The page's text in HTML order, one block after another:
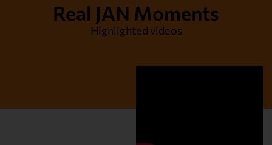
Real JAN Moments
Highlighted videos